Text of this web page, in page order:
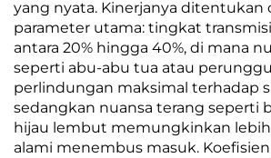
yang nyata. Kinerjanya ditentukan
parameter utama: tingkat
antara 20% hingga 40%, di mana
seperti abu-abu tua atau
perlindungan maksimal terhadap
sedangkan nuansa terang seperti
hijau lembut memungkinkan lebih
alami menembus masuk.